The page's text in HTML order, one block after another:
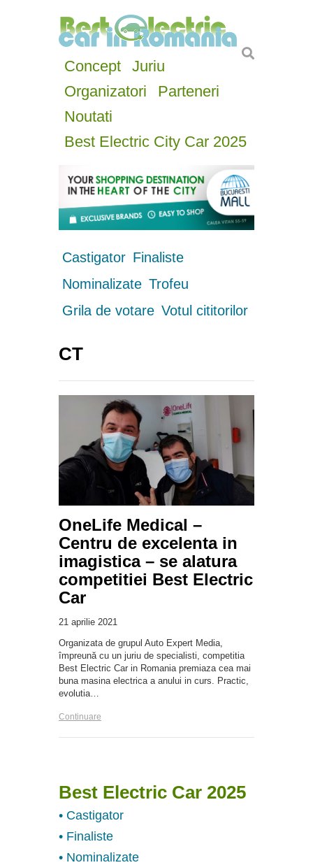
Concept
Juriu
Organizatori
Parteneri
Noutati
Best Electric City Car 2025
Castigator Finaliste
Nominalizate Trofeu
Grila de votare Votul cititorilor
CT
OneLife Medical –
Centru de excelenta in
imagistica – se alatura
competitiei Best Electric
Car
21 aprilie 2021
Organizata de grupul Auto Expert Media,
împreună cu un juriu de specialisti, competitia
Best Electric Car in Romania premiaza cea mai
buna masina electrica a anului in curs. Practic,
evolutia…
Continuare
Best Electric Car 2025
• Castigator
• Finaliste
• Nominalizate